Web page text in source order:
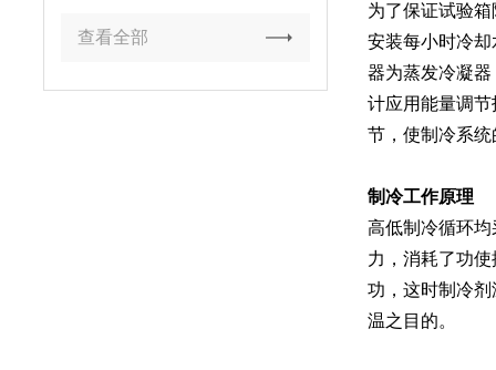
查看全部
为了保证试验
安装每小时冷
器为蒸发冷凝
计应用能量调
节，使制冷系
制冷工作原理
高低制冷循环
力，消耗了功
功，这时制冷
温之目的。